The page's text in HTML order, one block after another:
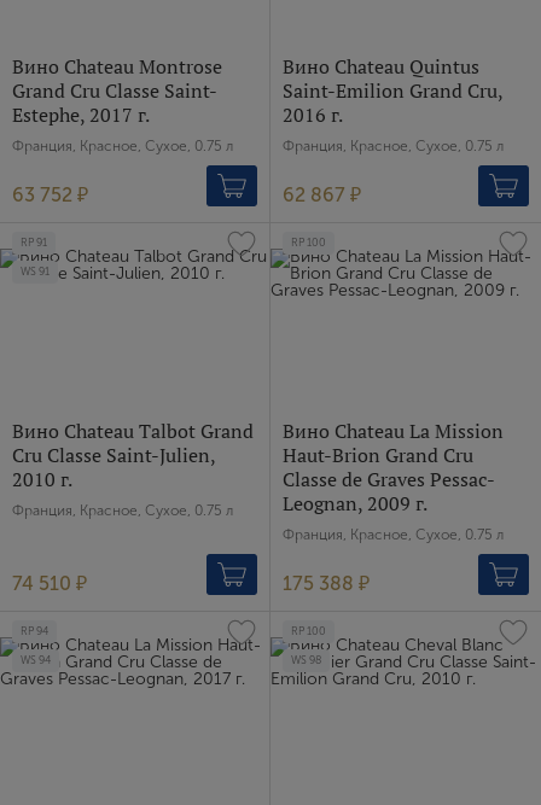
Вино Chateau Montrose
Grand Cru Classe Saint-
Estephe, 2017 г.
Франция, Красное, Сухое, 0.75 л
63 752 ₽
Вино Chateau Quintus
Saint-Emilion Grand Cru,
2016 г.
Франция, Красное, Сухое, 0.75 л
62 867 ₽
RP 91
WS 91
Вино Chateau Talbot Grand
Cru Classe Saint-Julien,
2010 г.
Франция, Красное, Сухое, 0.75 л
74 510 ₽
RP 100
Вино Chateau La Mission
Haut-Brion Grand Cru
Classe de Graves Pessac-
Leognan, 2009 г.
Франция, Красное, Сухое, 0.75 л
175 388 ₽
RP 94
WS 94
RP 100
WS 98